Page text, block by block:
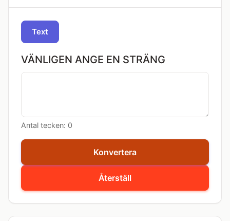
Text
VÄNLIGEN ANGE EN STRÄNG
Antal tecken: 0
Återställ
Konvertera